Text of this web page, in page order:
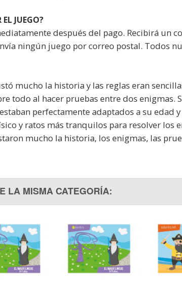
JUEGO?
después del pago. Recibirá un
ningún juego por correo postal.
mucho la historia y las reglas eran
todo al hacer pruebas entre dos
perfectamente adaptados a su
y ratos más tranquilos para resolver los
mucho la historia, los enigmas, las
LA MISMA CATEGORÍA: